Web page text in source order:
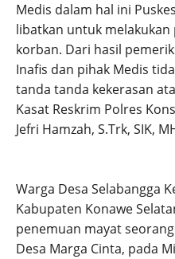
Medis dalam hal ini
libatkan untuk
korban. Dari hasil
Inafis dan pihak Medis
tanda tanda kekerasan
Kasat Reskrim Polres
Jefri Hamzah, S.Trk, SIK,
Warga Desa Selabangga
Kabupaten Konawe
penemuan mayat
Desa Marga Cinta, pada